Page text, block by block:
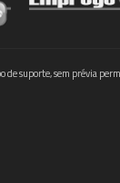
suporte, sem prévia